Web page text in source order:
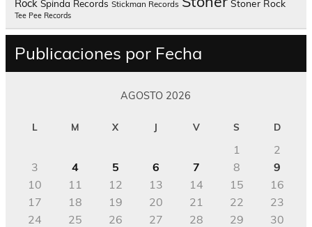
Rock Spinda Records Stickman Records Stoner Rock
Tee Pee Records
Publicaciones por Fecha
AGOSTO 2026
L M X J V S D
1
2
3
4 5 6 7 8
9
10
11 12 13 14 15
16
17
18 19 20 21 22
23
24
25 26 27 28 29
30